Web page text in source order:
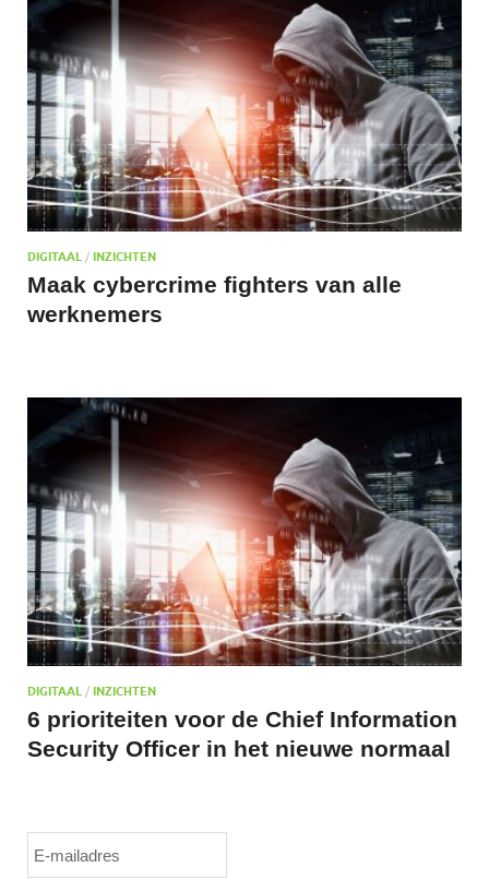
DIGITAAL / INZICHTEN
Maak cybercrime fighters van alle
werknemers
DIGITAAL / INZICHTEN
6 prioriteiten voor de Chief Information
Security Officer in het nieuwe normaal